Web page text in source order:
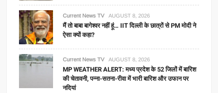
Current News TV AUGUST 8, 2026
मैं तो बाबा बागेश्वर नहीं हूं… IIT दिल्ली के छात्रों से PM मोदी ने
ऐसा क्यों कहा?
Current News TV AUGUST 8, 2026
MP WEATHER ALERT: मध्य प्रदेश के 52 जिलों में बारिश
की चेतावनी, पन्ना-सतना-रीवा में भारी बारिश और उफान पर
नदियां